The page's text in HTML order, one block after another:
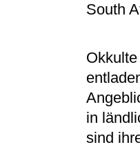
South
in
sind